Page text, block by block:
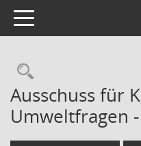
Toggle navigation
Ausschuss für
Umweltfragen